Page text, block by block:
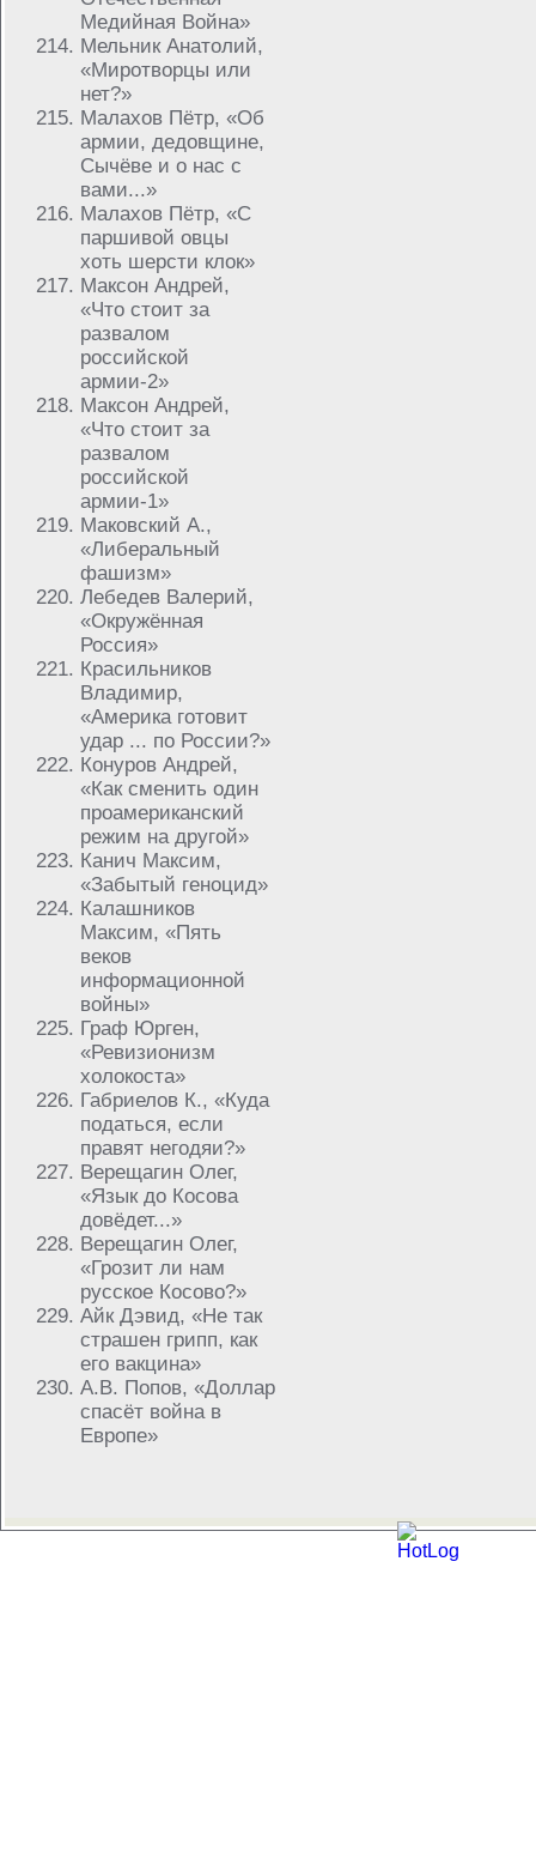
Медийная Война»
Мельник Анатолий,
«Миротворцы или
нет?»
Малахов Пётр, «Об
армии, дедовщине,
Сычёве и о нас с
вами...»
Малахов Пётр, «C
паршивой овцы
хоть шерсти клок»
Максон Андрей,
«Что стоит за
развалом
российской
армии-2»
Максон Андрей,
«Что стоит за
развалом
российской
армии-1»
Маковский А.,
«Либеральный
фашизм»
Лебедев Валерий,
«Окружённая
Россия»
Красильников
Владимир,
«Америка готовит
удар ... по России?»
Конуров Андрей,
«Как сменить один
проамериканский
режим на другой»
Канич Максим,
«Забытый геноцид»
Калашников
Максим, «Пять
веков
информационной
войны»
Граф Юрген,
«Ревизионизм
холокоста»
Габриелов К., «Куда
податься, если
правят негодяи?»
Верещагин Олег,
«Язык до Косова
довёдет...»
Верещагин Олег,
«Грозит ли нам
русское Косово?»
Айк Дэвид, «Не так
страшен грипп, как
его вакцина»
А.В. Попов, «Доллар
спасёт война в
Европе»